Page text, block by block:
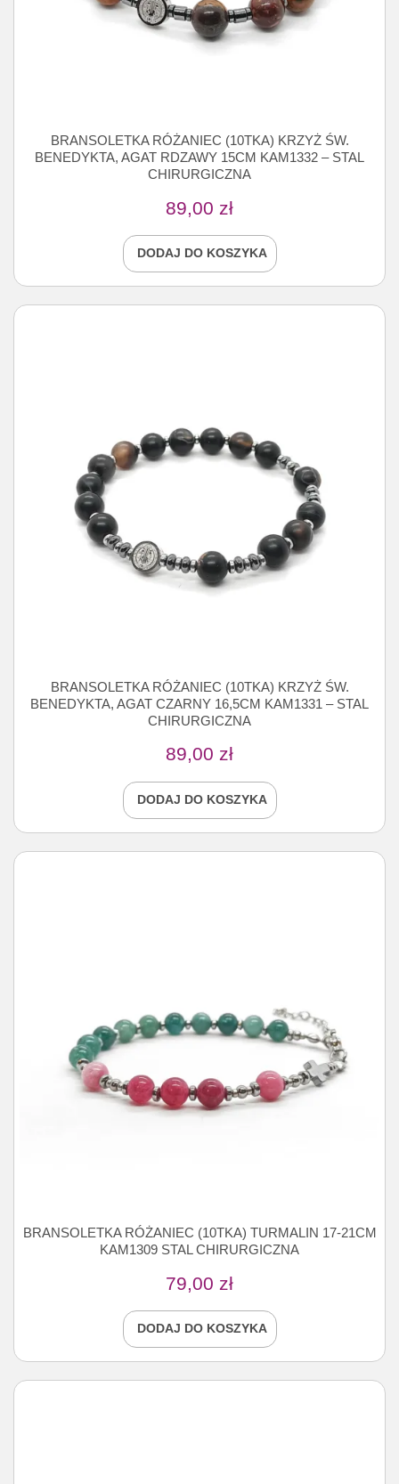
BRANSOLETKA RÓŻANIEC (10TKA) KRZYŻ ŚW.
BENEDYKTA, AGAT RDZAWY 15CM KAM1332 – STAL
CHIRURGICZNA
89,00 zł
DODAJ DO KOSZYKA
BRANSOLETKA RÓŻANIEC (10TKA) KRZYŻ ŚW.
BENEDYKTA, AGAT CZARNY 16,5CM KAM1331 – STAL
CHIRURGICZNA
89,00 zł
DODAJ DO KOSZYKA
BRANSOLETKA RÓŻANIEC (10TKA) TURMALIN 17-21CM
KAM1309 STAL CHIRURGICZNA
79,00 zł
DODAJ DO KOSZYKA